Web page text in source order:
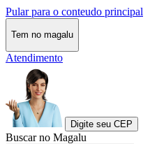
Pular para o conteudo principal
Tem no magalu
Atendimento
Digite seu CEP
Buscar no Magalu